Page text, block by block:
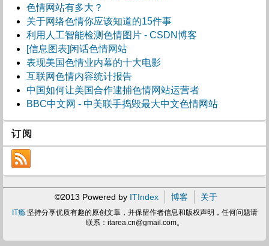
色情网站有多大？
关于网络色情你应该知道的15件事
利用人工智能检测色情图片 - CSDN博客
[信息图表]闲话色情网站
表现美国色情业内幕的十大电影
互联网色情内容统计报告
中国如何让美国合作逮捕色情网站运营者
BBC中文网 - 中美联手捣毁最大中文色情网站
订阅
©2013 Powered by ITIndex 博客 关于
IT瘾坚持分享优质有趣的原创文章，并保留作者信息和版权声明，任何问题请
联系： itarea.cn@gmail.com。